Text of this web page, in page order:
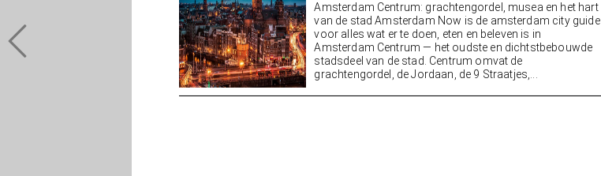
Amsterdam Centrum: grachtengordel, musea en het hart
van de stad Amsterdam Now is de amsterdam city guide
voor alles wat er te doen, eten en beleven is in
Amsterdam Centrum — het oudste en dichtstbebouwde
stadsdeel van de stad. Centrum omvat de
grachtengordel, de Jordaan, de 9 Straatjes,...